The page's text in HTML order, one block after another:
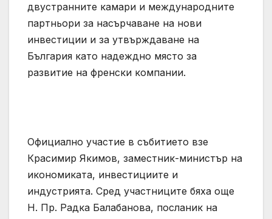
двустранните камари и международните
партньори за насърчаване на нови
инвестиции и за утвърждаване на
България като надеждно място за
развитие на френски компании.
Официално участие в събитието взе
Красимир Якимов, заместник-министър на
икономиката, инвестициите и
индустрията. Сред участниците бяха още
Н. Пр. Радка Балабанова, посланик на